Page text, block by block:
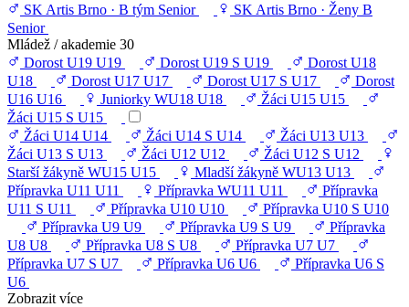
SK Artis Brno · B tým Senior
SK Artis Brno · Ženy B
Senior
Mládež / akademie 30
Dorost U19 U19 Dorost U19 S U19
Dorost U18
U18
Dorost U17 U17 Dorost U17 S U17
Dorost
U16 U16 Juniorky WU18 U18 Žáci U15 U15
Žáci U15 S U15
Žáci U14 U14 Žáci U14 S U14 Žáci U13 U13
Žáci U13 S U13 Žáci U12 U12 Žáci U12 S U12
Starší žákyně WU15 U15 Mladší žákyně WU13 U13
Přípravka U11 U11 Přípravka WU11 U11
Přípravka
U11 S U11 Přípravka U10 U10 Přípravka U10 S U10
Přípravka U9 U9 Přípravka U9 S U9
Přípravka
U8 U8 Přípravka U8 S U8 Přípravka U7 U7
Přípravka U7 S U7 Přípravka U6 U6
Přípravka U6 S
U6
Zobrazit více